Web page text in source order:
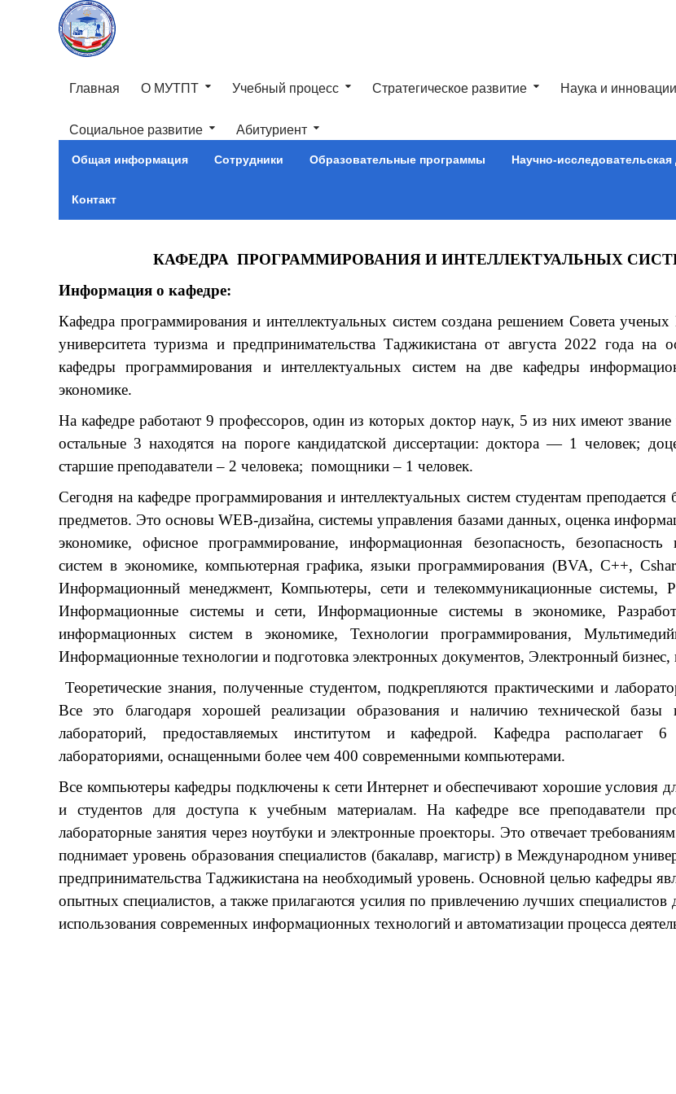
Главная О МУТПТ Учебный процесс Стратегическое развитие Наука и инновации
Социальное развитие Абитуриент
Общая информация Сотрудники Образовательные программы Научно-исследовательская
Контакт
КАФЕДРА ПРОГРАММИРОВАНИЯ И ИНТЕЛЛЕКТУАЛЬНЫХ
Информация о кафедре:
Кафедра программирования и интеллектуальных систем создана решением Совета
университета туризма и предпринимательства Таджикистана от августа 2022 года на
кафедры программирования и интеллектуальных систем на две кафедры
экономике.
На кафедре работают 9 профессоров, один из которых доктор наук, 5 из них имеют звание
остальные 3 находятся на пороге кандидатской диссертации: доктора — 1 человек;
старшие преподаватели – 2 человека; помощники – 1 человек.
Сегодня на кафедре программирования и интеллектуальных систем студентам
предметов. Это основы WEB-дизайна, системы управления базами данных, оценка
экономике, офисное программирование, информационная безопасность,
систем в экономике, компьютерная графика, языки программирования (BVA, C++,
Информационный менеджмент, Компьютеры, сети и телекоммуникационные системы,
Информационные системы и сети, Информационные системы в экономике,
информационных систем в экономике, Технологии программирования,
Информационные технологии и подготовка электронных документов, Электронный бизнес,
Теоретические знания, полученные студентом, подкрепляются практическими и
Все это благодаря хорошей реализации образования и наличию технической базы
лабораторий, предоставляемых институтом и кафедрой. Кафедра располагает
лабораториями, оснащенными более чем 400 современными компьютерами.
Все компьютеры кафедры подключены к сети Интернет и обеспечивают хорошие условия
и студентов для доступа к учебным материалам. На кафедре все преподаватели
лабораторные занятия через ноутбуки и электронные проекторы. Это отвечает
поднимает уровень образования специалистов (бакалавр, магистр) в Международном
предпринимательства Таджикистана на необходимый уровень. Основной целью кафедры
опытных специалистов, а также прилагаются усилия по привлечению лучших специалистов
использования современных информационных технологий и автоматизации процесса